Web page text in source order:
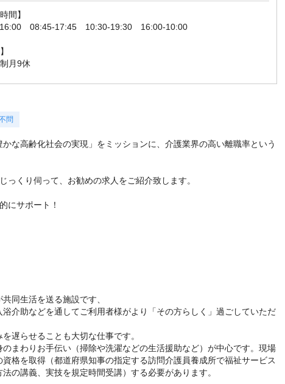
間】
08:45-17:45 10:30-19:30 16:00-10:00
月9休
問
な高齢化社会の実現」をミッションに、介護業界の高い離職率という
くり伺って、お勧めの求人をご紹介致します。
にサポート！
同生活を送る施設です、
介助などを通してご利用者様がより「その方らしく」過ごしていただ
遅らせることも大切な仕事です。
まわりお手伝い（掃除や洗濯などの生活援助など）が中心です。現場
格を取得（都道府県知事の指定する訪問介護員養成所で福祉サービス
の講義、実技を規定時間受講）する必要があります。